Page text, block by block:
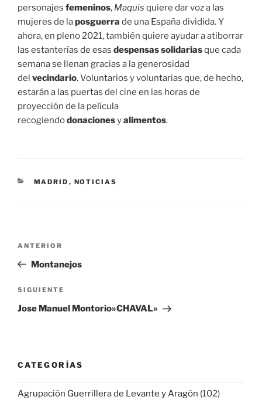
personajes femeninos, Maquis quiere dar voz a las
mujeres de laposguerra de una España dividida. Y
ahora, en pleno 2021, también quiere ayudar a atiborrar
las estanterías de esas despensas solidariasque cada
semana se llenan gracias a la generosidad
del vecindario. Voluntarios y voluntarias que, de hecho,
estarán a las puertas del cine en las horas de
proyección de la película
recogiendodonacionesyalimentos.
CATEGORÍAS
MADRID , NOTICIAS
entradas
Entrada
anterior:
ANTERIOR
Montanejos
Siguiente
entrada
SIGUIENTE
Jose Manuel Montorio»CHAVAL»
CATEGORÍAS
Agrupación Guerrillera de Levante y Aragón (102)